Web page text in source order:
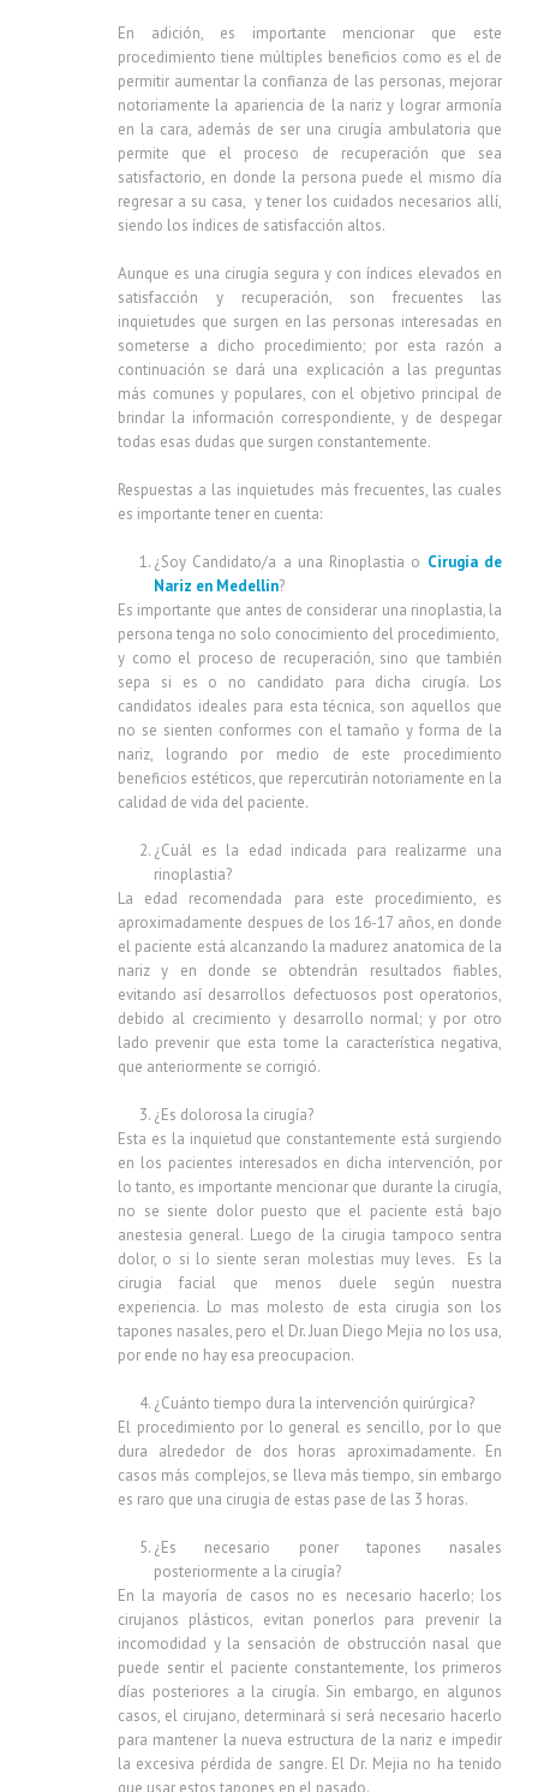
En adición, es importante mencionar que este
procedimiento tiene múltiples beneficios como es el de
permitir aumentar la confianza de las personas, mejorar
notoriamente la apariencia de la nariz y lograr armonía
en la cara, además de ser una cirugía ambulatoria que
permite que el proceso de recuperación que sea
satisfactorio, en donde la persona puede el mismo día
regresar a su casa, y tener los cuidados necesarios allí,
siendo los índices de satisfacción altos.
Aunque es una cirugía segura y con índices elevados en
satisfacción y recuperación, son frecuentes las
inquietudes que surgen en las personas interesadas en
someterse a dicho procedimiento; por esta razón a
continuación se dará una explicación a las preguntas
más comunes y populares, con el objetivo principal de
brindar la información correspondiente, y de despegar
todas esas dudas que surgen constantemente.
Respuestas a las inquietudes más frecuentes, las cuales
es importante tener en cuenta:
¿Soy Candidato/a a una Rinoplastia o Cirugía de
Nariz en Medellín?
Es importante que antes de considerar una rinoplastia, la
persona tenga no solo conocimiento del procedimiento,
y como el proceso de recuperación, sino que también
sepa si es o no candidato para dicha cirugía. Los
candidatos ideales para esta técnica, son aquellos que
no se sienten conformes con el tamaño y forma de la
nariz, logrando por medio de este procedimiento
beneficios estéticos, que repercutirán notoriamente en la
calidad de vida del paciente.
¿Cuál es la edad indicada para realizarme una
rinoplastia?
La edad recomendada para este procedimiento, es
aproximadamente despues de los 16-17 años, en donde
el paciente está alcanzando la madurez anatomica de la
nariz y en donde se obtendrán resultados fiables,
evitando así desarrollos defectuosos post operatorios,
debido al crecimiento y desarrollo normal; y por otro
lado prevenir que esta tome la característica negativa,
que anteriormente se corrigió.
¿Es dolorosa la cirugía?
Esta es la inquietud que constantemente está surgiendo
en los pacientes interesados en dicha intervención, por
lo tanto, es importante mencionar que durante la cirugía,
no se siente dolor puesto que el paciente está bajo
anestesia general. Luego de la cirugia tampoco sentra
dolor, o si lo siente seran molestias muy leves. Es la
cirugia facial que menos duele según nuestra
experiencia. Lo mas molesto de esta cirugia son los
tapones nasales, pero el Dr. Juan Diego Mejia no los usa,
por ende no hay esa preocupacion.
¿Cuánto tiempo dura la intervención quirúrgica?
El procedimiento por lo general es sencillo, por lo que
dura alrededor de dos horas aproximadamente. En
casos más complejos, se lleva más tiempo, sin embargo
es raro que una cirugia de estas pase de las 3 horas.
¿Es necesario poner tapones nasales
posteriormente a la cirugía?
En la mayoría de casos no es necesario hacerlo; los
cirujanos plásticos, evitan ponerlos para prevenir la
incomodidad y la sensación de obstrucción nasal que
puede sentir el paciente constantemente, los primeros
días posteriores a la cirugía. Sin embargo, en algunos
casos, el cirujano, determinará si será necesario hacerlo
para mantener la nueva estructura de la nariz e impedir
la excesiva pérdida de sangre. El Dr. Mejia no ha tenido
que usar estos tapones en el pasado.